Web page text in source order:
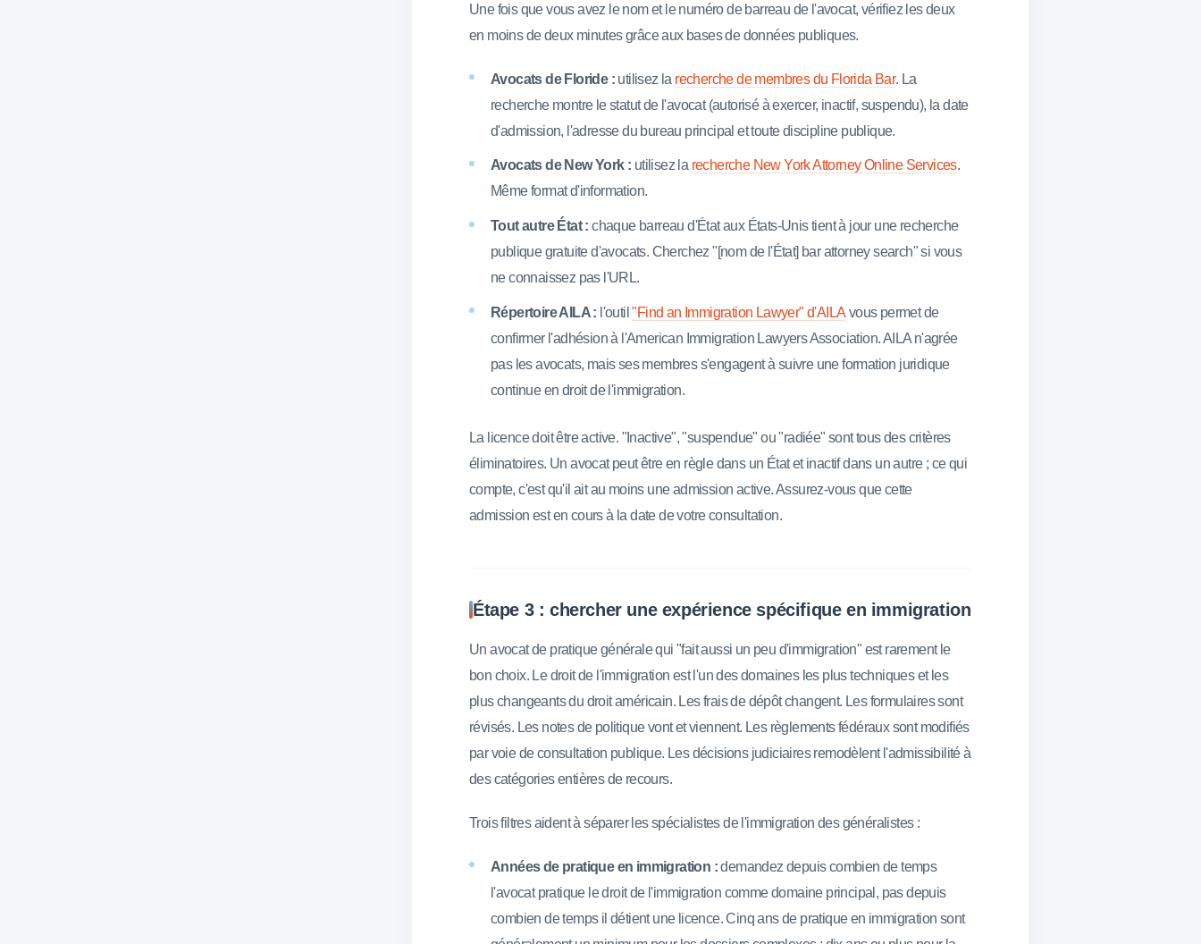
Une fois que vous avez le nom et le numéro de barreau de l'avocat, vérifiez les deux
en moins de deux minutes grâce aux bases de données publiques.
Avocats de Floride : utilisez la recherche de membres du Florida Bar. La
recherche montre le statut de l'avocat (autorisé à exercer, inactif, suspendu), la date
d'admission, l'adresse du bureau principal et toute discipline publique.
Avocats de New York : utilisez la recherche New York Attorney Online Services.
Même format d'information.
Tout autre État : chaque barreau d'État aux États-Unis tient à jour une recherche
publique gratuite d'avocats. Cherchez "[nom de l'État] bar attorney search" si vous
ne connaissez pas l'URL.
Répertoire AILA : l'outil"Find an Immigration Lawyer" d'AILA vous permet de
confirmer l'adhésion à l'American Immigration Lawyers Association. AILA n'agrée
pas les avocats, mais ses membres s'engagent à suivre une formation juridique
continue en droit de l'immigration.
La licence doit être active. "Inactive", "suspendue" ou "radiée" sont tous des critères
éliminatoires. Un avocat peut être en règle dans un État et inactif dans un autre ; ce qui
compte, c'est qu'il ait au moins une admission active. Assurez-vous que cette
admission est en cours à la date de votre consultation.
Étape 3 : chercher une expérience spécifique en immigration
Un avocat de pratique générale qui "fait aussi un peu d'immigration" est rarement le
bon choix. Le droit de l'immigration est l'un des domaines les plus techniques et les
plus changeants du droit américain. Les frais de dépôt changent. Les formulaires sont
révisés. Les notes de politique vont et viennent. Les règlements fédéraux sont modifiés
par voie de consultation publique. Les décisions judiciaires remodèlent l'admissibilité à
des catégories entières de recours.
Trois filtres aident à séparer les spécialistes de l'immigration des généralistes :
Années de pratique en immigration :demandez depuis combien de temps
l'avocat pratique le droit de l'immigration comme domaine principal, pas depuis
combien de temps il détient une licence. Cinq ans de pratique en immigration sont